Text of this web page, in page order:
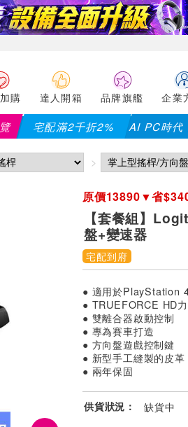
購 達人開箱 品牌旗艦 企業
宅配滿2千折2% AI PC時代
【
原價13890▼省
【套餐組】
盤+變速器
宅配到府
● 適用於PlayStation
● TRUEFORCE HD
● 雙離合器啟動控制
● 專為賽車打造
● 方向盤遊戲控制鍵
● 新型手工縫製的皮革
● 兩年保固
供貨狀況： 缺貨中